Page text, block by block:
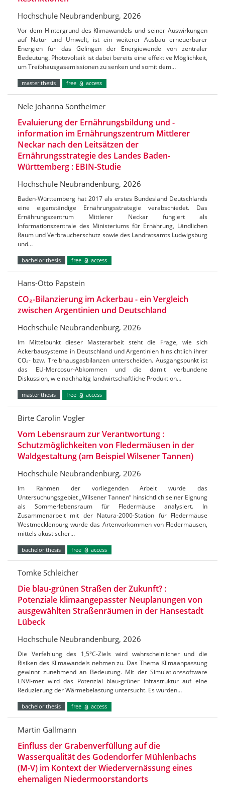
Hochschule Neubrandenburg, 2026
Vor dem Hintergrund des Klimawandels und seiner Auswirkungen
auf Natur und Umwelt, ist ein weiterer Ausbau erneuerbarer
Energien für das Gelingen der Energiewende von zentraler
Bedeutung. Photovoltaik ist dabei bereits eine effektive Möglichkeit,
um Treibhausgasemissionen zu senken und somit dem…
master thesis free access
Nele Johanna Sontheimer
Evaluierung der Ernährungsbildung und -
information im Ernährungszentrum Mittlerer
Neckar nach den Leitsätzen der
Ernährungsstrategie des Landes Baden-
Württemberg : EBIN-Studie
Hochschule Neubrandenburg, 2026
Baden-Württemberg hat 2017 als erstes Bundesland Deutschlands
eine eigenständige Ernährungsstrategie verabschiedet. Das
Ernährungszentrum Mittlerer Neckar fungiert als
Informationszentrale des Ministeriums für Ernährung, Ländlichen
Raum und Verbraucherschutz sowie des Landratsamts Ludwigsburg
und…
bachelor thesis free access
Hans-Otto Papstein
CO₂-Bilanzierung im Ackerbau - ein Vergleich
zwischen Argentinien und Deutschland
Hochschule Neubrandenburg, 2026
Im Mittelpunkt dieser Masterarbeit steht die Frage, wie sich
Ackerbausysteme in Deutschland und Argentinien hinsichtlich ihrer
CO₂- bzw. Treibhausgasbilanzen unterscheiden. Ausgangspunkt ist
das EU-Mercosur-Abkommen und die damit verbundene
Diskussion, wie nachhaltig landwirtschaftliche Produktion…
master thesis free access
Birte Carolin Vogler
Vom Lebensraum zur Verantwortung :
Schutzmöglichkeiten von Fledermäusen in der
Waldgestaltung (am Beispiel Wilsener Tannen)
Hochschule Neubrandenburg, 2026
Im Rahmen der vorliegenden Arbeit wurde das
Untersuchungsgebiet „Wilsener Tannen“ hinsichtlich seiner Eignung
als Sommerlebensraum für Fledermäuse analysiert. In
Zusammenarbeit mit der Natura-2000-Station für Fledermäuse
Westmecklenburg wurde das Artenvorkommen von Fledermäusen,
mittels akustischer…
bachelor thesis free access
Tomke Schleicher
Die blau-grünen Straßen der Zukunft? :
Potenziale klimaangepasster Neuplanungen von
ausgewählten Straßenräumen in der Hansestadt
Lübeck
Hochschule Neubrandenburg, 2026
Die Verfehlung des 1,5°C-Ziels wird wahrscheinlicher und die
Risiken des Klimawandels nehmen zu. Das Thema Klimaanpassung
gewinnt zunehmend an Bedeutung. Mit der Simulationssoftware
ENVI-met wird das Potenzial blau-grüner Infrastruktur auf eine
Reduzierung der Wärmebelastung untersucht. Es wurden…
bachelor thesis free access
Martin Gallmann
Einfluss der Grabenverfüllung auf die
Wasserqualität des Godendorfer Mühlenbachs
(M-V) im Kontext der Wiedervernässung eines
ehemaligen Niedermoorstandorts